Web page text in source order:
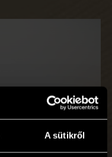
A sütikről